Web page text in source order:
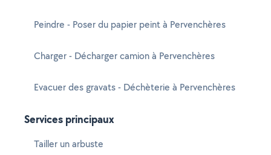
Peindre - Poser du papier peint à Pervenchères
Charger - Décharger camion à Pervenchères
Evacuer des gravats - Déchèterie à Pervenchères
Services principaux
Tailler un arbuste